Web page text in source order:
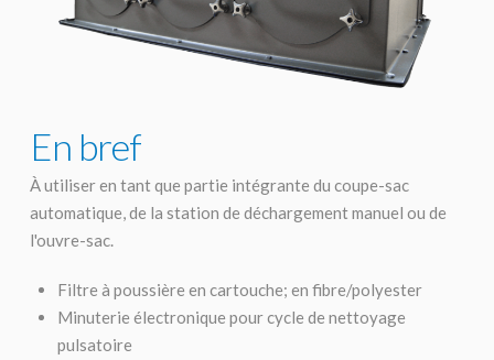
En bref
À utiliser en tant que partie intégrante du coupe-sac
automatique, de la station de déchargement manuel ou de
l'ouvre-sac.
Filtre à poussière en cartouche; en fibre/polyester
Minuterie électronique pour cycle de nettoyage
pulsatoire